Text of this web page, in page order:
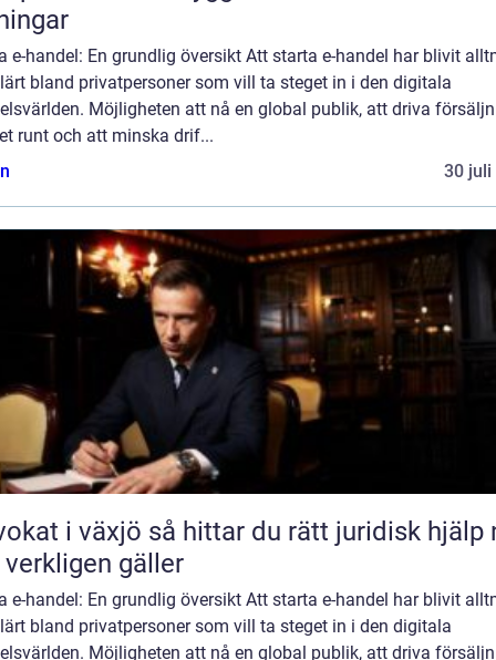
e-handel: En grundlig översikt Att starta e-handel har blivit
bland privatpersoner som vill ta steget in i den digitala
Möjligheten att nå en global publik, att driva
runt och att minska drif...
30 juli
så hittar du rätt juridisk hjälp när
gäller
e-handel: En grundlig översikt Att starta e-handel har blivit
bland privatpersoner som vill ta steget in i den digitala
Möjligheten att nå en global publik, att driva